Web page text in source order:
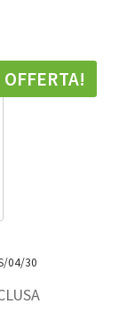
154/S/04/30
OFFERTA!